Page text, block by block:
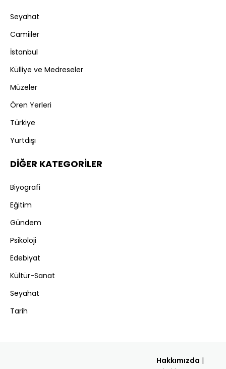
Seyahat
Camiiler
İstanbul
Külliye ve Medreseler
Müzeler
Ören Yerleri
Türkiye
Yurtdışı
DİĞER KATEGORİLER
Biyografi
Eğitim
Gündem
Psikoloji
Edebiyat
Kültür-Sanat
Seyahat
Tarih
Hakkımızda |